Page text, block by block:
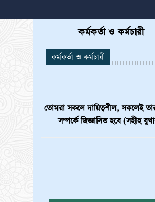
কর্মকর্তা ও কর্মচারী
কর্মকর্তা ও কর্মচারী
তোমরা সকলে দায়িত্বশীল, সকলেই তার
সম্পর্কে জিজ্ঞাসিত হবে (সহীহ